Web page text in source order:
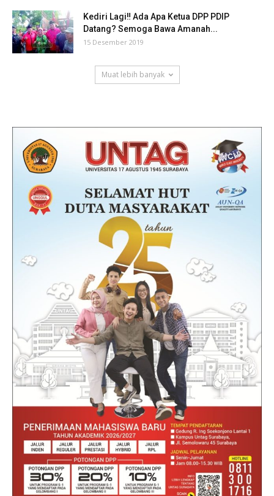
Kediri Lagi‼ Ada Apa Ketua DPP PDIP
Datang? Semoga Bawa Amanah...
15 Desember 2019
Muat lebih banyak